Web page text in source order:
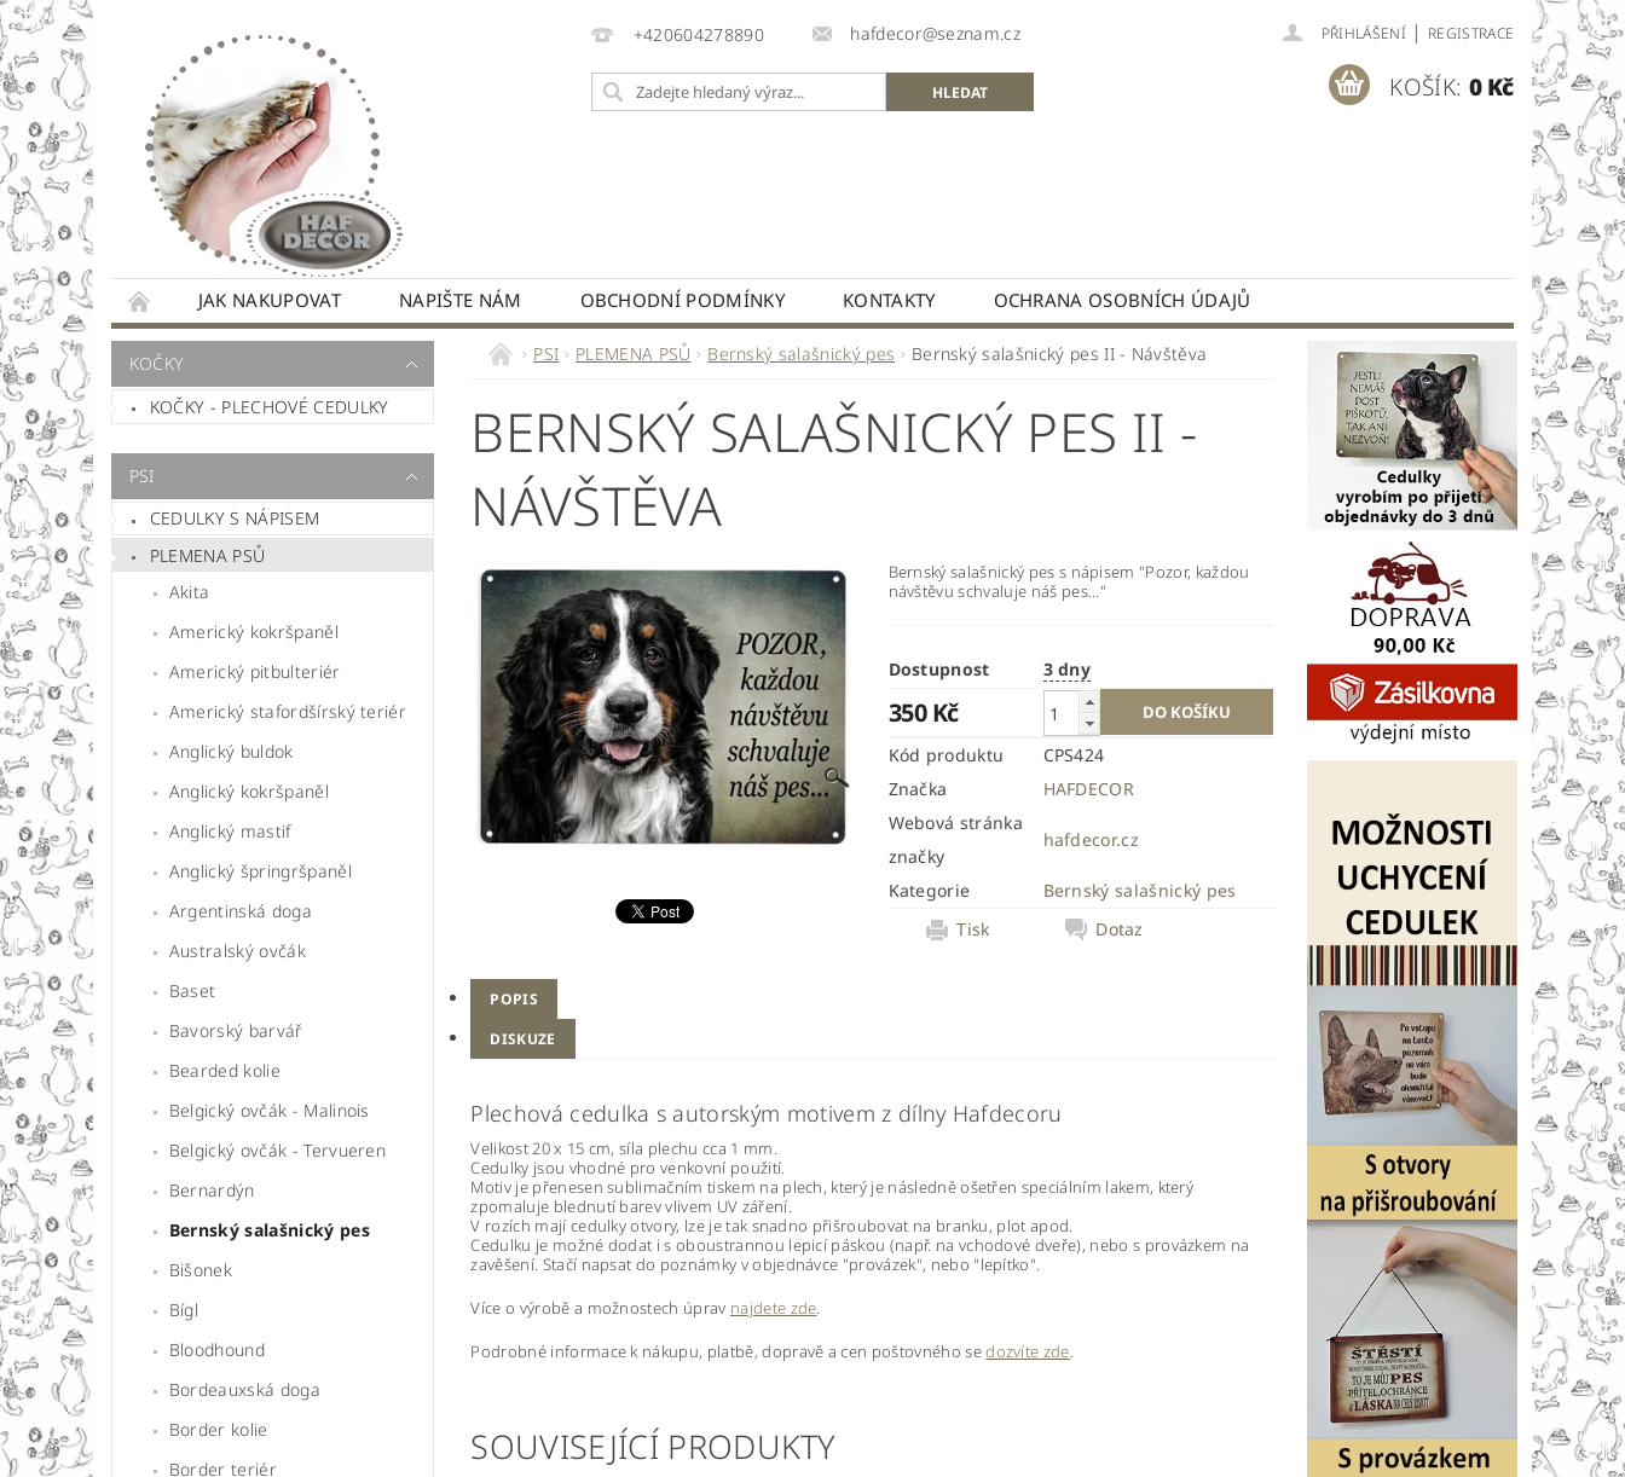
+420604278890 hafdecor@seznam.cz PŘIHLÁŠENÍ | REGISTRACE
KOŠÍK: 0 Kč
JAK NAKUPOVAT NAPIŠTE NÁM OBCHODNÍ PODMÍNKY KONTAKTY OCHRANA OSOBNÍCH ÚDAJŮ
KOČKY
KOČKY - PLECHOVÉ CEDULKY
PSI
CEDULKY S NÁPISEM
PLEMENA PSŮ
Akita
Americký kokršpaněl
Americký pitbulteriér
Americký stafordšírský teriér
Anglický buldok
Anglický kokršpaněl
Anglický mastif
Anglický špringršpaněl
Argentinská doga
Australský ovčák
Baset
Bavorský barvář
Bearded kolie
Belgický ovčák - Malinois
Belgický ovčák - Tervueren
Bernardýn
Bernský salašnický pes
Bišonek
Bígl
Bloodhound
Bordeauxská doga
Border kolie
Border teriér
PSI PLEMENA PSŮ Bernský salašnický pes Bernský salašnický pes II - Návštěva
BERNSKÝ SALAŠNICKÝ PES II -
NÁVŠTĚVA
Bernský salašnický pes s nápisem "Pozor, každou
návštěvu schvaluje náš pes..."
Dostupnost 3 dny
350 Kč
Kód produktu
CPS424
Značka
HAFDECOR
Webová stránka
značky
hafdecor.cz
Kategorie
Bernský salašnický pes
Tisk
Dotaz
POPIS
DISKUZE
Plechová cedulka s autorským motivem z dílny Hafdecoru
Velikost 20 x 15 cm, síla plechu cca 1 mm.
Cedulky jsou vhodné pro venkovní použití.
Motiv je přenesen sublimačním tiskem na plech, který je následně ošetřen speciálním lakem, který
zpomaluje blednutí barev vlivem UV záření.
V rozích mají cedulky otvory, lze je tak snadno přišroubovat na branku, plot apod.
Cedulku je možné dodat i s oboustrannou lepicí páskou (např. na vchodové dveře), nebo s provázkem na
zavěšení. Stačí napsat do poznámky v objednávce "provázek", nebo "lepítko".
Více o výrobě a možnostech úprav najdete zde.
Podrobné informace k nákupu, platbě, dopravě a cen poštovného sedozvíte zde.
SOUVISEJÍCÍ PRODUKTY